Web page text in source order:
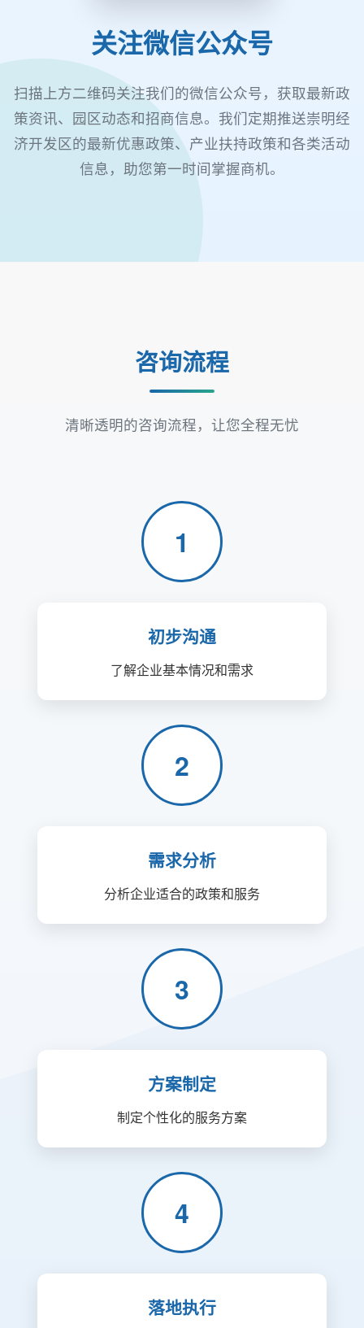
关注微信公众号
扫描上方二维码关注我们的微信公众号，获取最新政
策资讯、园区动态和招商信息。我们定期推送崇明经
济开发区的最新优惠政策、产业扶持政策和各类活动
信息，助您第一时间掌握商机。
咨询流程
清晰透明的咨询流程，让您全程无忧
1
初步沟通
了解企业基本情况和需求
2
需求分析
分析企业适合的政策和服务
3
方案制定
制定个性化的服务方案
4
落地执行